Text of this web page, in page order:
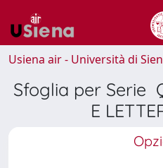
Usiena air - Università di
Sfoglia per Serie
E